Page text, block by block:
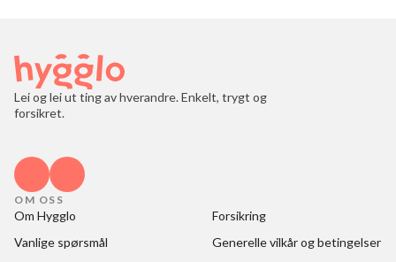
Lei og lei ut ting av hverandre. Enkelt, trygt og
forsikret.
OM OSS
Om Hygglo
Forsikring
Vanlige spørsmål
Generelle vilkår og betingelser